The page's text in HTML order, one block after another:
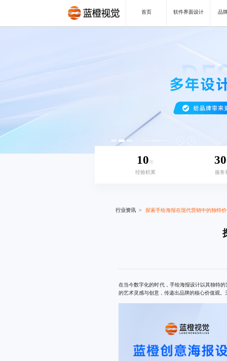
首页 软件界面设计 品
10年
经验积累
服务
行业资讯 探索手绘海报在现代营销中的独特
在当今数字化的时代，手绘海报设计以其独特
的艺术灵感与创意，传递出品牌的核心价值观